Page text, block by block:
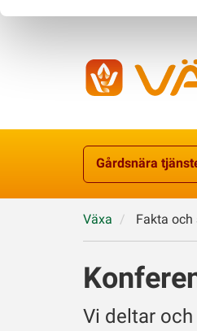
Gårdsnära
Växa Fakta
Vi deltar